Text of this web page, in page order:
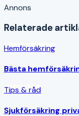
Annons
Relaterade
Hemförsäkring
Bästa
Tips & råd
Sjukförsäkring